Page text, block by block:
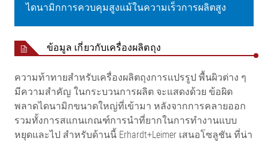
ไดนามิกการควบคุมสูงแม้ในความเร็วการผลิตสูง
ข้อมูล เกี่ยวกับเครื่องผลิตถุง
ความท้าทายสำหรับเครื่องผลิตถุงการแปรรูป พื้นผิวต่าง ๆ
มีความสำคัญ ในกระบวนการผลิต จะแสดงด้วย ข้อผิด
พลาดไดนามิกขนาดใหญ่ที่เข้ามา หลังจากการคลายออก
รวมทั้งการสแกนเกณฑ์การนำที่ยากในการทำงานแบบ
หยุดและไป สำหรับด้านนี้ Erhardt+Leimer เสนอโซลูชัน ที่น่า